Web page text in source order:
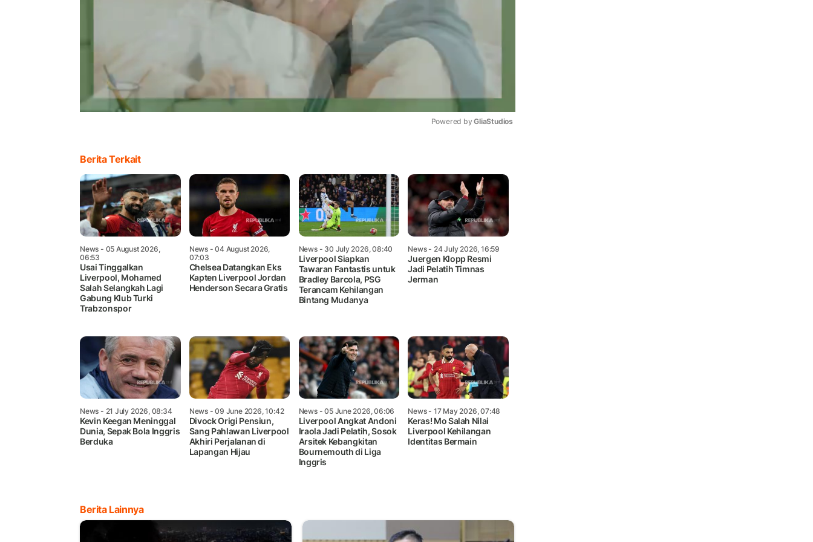
Powered by GliaStudios
Berita Terkait
News - 05 August 2026,
06:53
Usai Tinggalkan
Liverpool, Mohamed
Salah Selangkah Lagi
Gabung Klub Turki
Trabzonspor
News- 04 August 2026,
07:03
Chelsea Datangkan Eks
Kapten Liverpool Jordan
Henderson Secara Gratis
News- 30 July 2026, 08:40
Liverpool Siapkan
Tawaran Fantastis untuk
Bradley Barcola, PSG
Terancam Kehilangan
Bintang Mudanya
News- 24 July 2026, 16:59
Juergen Klopp Resmi
Jadi Pelatih Timnas
Jerman
News - 21 July 2026, 08:34
Kevin Keegan Meninggal
Dunia, Sepak Bola Inggris
Berduka
News- 09 June 2026, 10:42
Divock Origi Pensiun,
Sang Pahlawan Liverpool
Akhiri Perjalanan di
Lapangan Hijau
News- 05 June 2026, 06:06
Liverpool Angkat Andoni
Iraola Jadi Pelatih, Sosok
Arsitek Kebangkitan
Bournemouth di Liga
Inggris
News- 17 May 2026, 07:48
Keras! Mo Salah Nilai
Liverpool Kehilangan
Identitas Bermain
Berita Lainnya